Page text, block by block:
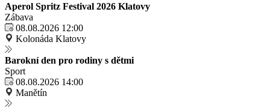
Aperol Spritz Festival 2026 Klatovy
Zábava
08.08.2026 12:00
Kolonáda Klatovy
Barokní den pro rodiny s dětmi
Sport
08.08.2026 14:00
Manětín